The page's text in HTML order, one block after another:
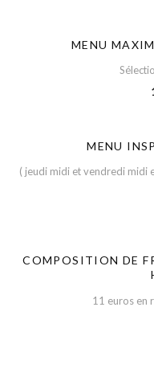
MENU
MENU
( jeudi midi et vendredi midi
COMPOSITION DE
11 euros en